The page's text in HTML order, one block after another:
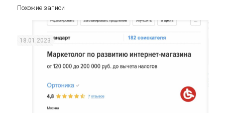
Похожие записи
18.01.2023